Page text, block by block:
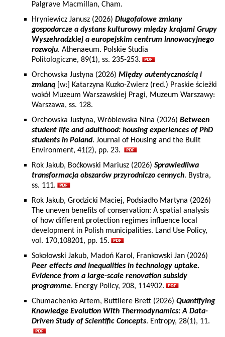
Palgrave Macmillan, Cham.
Hryniewicz Janusz (2026) Długofalowe zmiany
gospodarcze a dystans kulturowy między krajami Grupy
Wyszehradzkiej a europejskim centrum innowacyjnego
rozwoju. Athenaeum. Polskie Studia
Politologiczne, 89(1), ss. 235-253.
Orchowska Justyna (2026) Między autentycznością i
zmianą [w:] Katarzyna Kuzko-Zwierz (red.) Praskie ścieżki
wokół Muzeum Warszawskiej Pragi, Muzeum Warszawy:
Warszawa, ss. 128.
Orchowska Justyna, Wróblewska Nina (2026) Between
student life and adulthood: housing experiences of PhD
students in Poland. Journal of Housing and the Built
Environment, 41(2), pp. 23.
Rok Jakub, Boćkowski Mariusz (2026) Sprawiedliwa
transformacja obszarów przyrodniczo cennych. Bystra,
ss. 111.
Rok Jakub, Grodzicki Maciej, Podsiadło Martyna (2026)
The uneven benefits of conservation: A spatial analysis
of how different protection regimes influence local
development in Polish municipalities. Land Use Policy,
vol. 170,108201, pp. 15.
Sokołowski Jakub, Madoń Karol, Frankowski Jan (2026)
Peer effects and inequalities in technology uptake.
Evidence from a large-scale renovation subsidy
programme. Energy Policy, 208, 114902.
Chumachenko Artem, Buttliere Brett (2026) Quantifying
Knowledge Evolution With Thermodynamics: A Data-
Driven Study of Scientific Concepts. Entropy, 28(1), 11.